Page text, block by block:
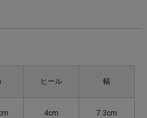
ヒール 幅
4cm 7.3cm